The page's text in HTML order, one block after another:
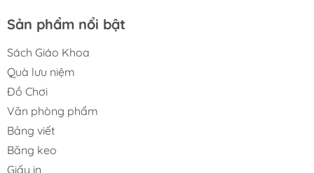
Sản phẩm nổi bật
Sách Giáo Khoa
Quà lưu niệm
Đồ Chơi
Văn phòng phẩm
Bảng viết
Băng keo
Giấy in